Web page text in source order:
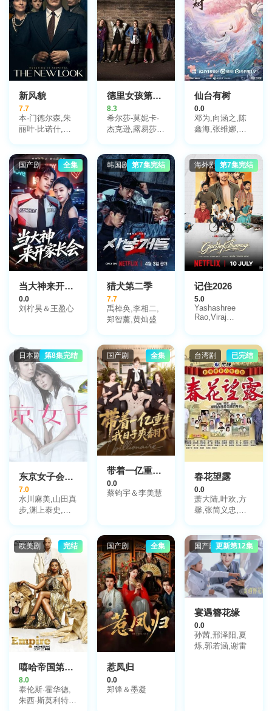
新风貌
7.7
本·门德尔森,朱
丽叶·比诺什,约
茜·威廉姆斯,艾
米莉·莫迪默,克
莱斯·邦,大卫·卡
门诺斯,米迦勒·
卡特,杰尼斯·纽
沃纳,多米尼克·
泰伊,雨果·贝
克,Emma
Canning,Joe
Pitts,Margeaux
Lampley,科内利
亚,Etienne
Guillou-Kervern,
罗曼·朔姆
Salomatin
德里女孩第一季
8.3
希尔莎-莫妮卡·
杰克逊,露易莎·
奥唐纳,迪兰·卢
埃林,塔拉·林恩·
奥尼尔,凯茜·基
拉·克拉克,汤米·
蒂尔南,伊恩·麦
克尔希尼,希沃恩
·麦克斯维尼,利
亚·奥洛克,安东
尼·鲍伊
仙台有树
0.0
邓为,向涵之,陈
鑫海,张维娜,张
闵星翰,李若嘉,
聂子皓,胡嘉欣,
王泓鑫,赵奂然,
李佳洁,白澍,夏
志远,章呈赫,赵
柯,赵子琪,何中
国产剧 全集
当大神来开家长会
0.0
刘柠昊＆王盈心
韩国剧 第7集完结
猎犬第二季
7.7
禹棹奂,李相二,
郑智薰,黄灿盛
海外剧 第7集完结
记住2026
5.0
Yashashree
Rao,Viraj
日本剧 第8集完结
东京女子会2021
7.0
水川麻美,山田真
步,渊上泰史,小
国产剧 全集
带着一亿重生，我日子爽翻了
0.0
蔡钧宇＆李美慧
台湾剧 已完结
春花望露
0.0
萧大陆,叶欢,方
馨,张简义忠,楚
欧美剧 完结
嘻哈帝国第二季
8.0
泰伦斯·霍华德,
朱西·斯莫利特,
国产剧 全集
惹凤归
0.0
郑锋＆墨凝
国产剧更新第12集
宴遇簪花缘
0.0
孙茜,邢泽阳,夏
烁,郭若涵,谢雷